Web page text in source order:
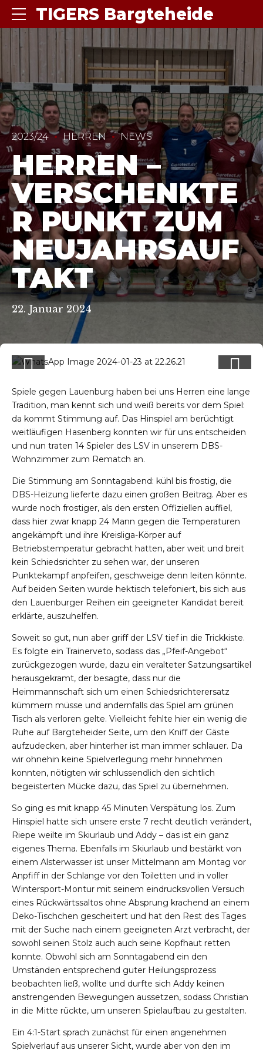
TIGERS Bargteheide
2023/24 HERREN NEWS
HERREN –
VERSCHENKTE
R PUNKT ZUM
NEUJAHRSAUF
TAKT
22. Januar 2024
Spiele gegen Lauenburg haben bei uns Herren eine lange
Tradition, man kennt sich und weiß bereits vor dem Spiel:
da kommt Stimmung auf. Das Hinspiel am berüchtigt
weitläufigen Hasenberg konnten wir für uns entscheiden
und nun traten 14 Spieler des LSV in unserem DBS-
Wohnzimmer zum Rematch an.
Die Stimmung am Sonntagabend: kühl bis frostig, die
DBS-Heizung lieferte dazu einen großen Beitrag. Aber es
wurde noch frostiger, als den ersten Offiziellen auffiel,
dass hier zwar knapp 24 Mann gegen die Temperaturen
angekämpft und ihre Kreisliga-Körper auf
Betriebstemperatur gebracht hatten, aber weit und breit
kein Schiedsrichter zu sehen war, der unseren
Punktekampf anpfeifen, geschweige denn leiten könnte.
Auf beiden Seiten wurde hektisch telefoniert, bis sich aus
den Lauenburger Reihen ein geeigneter Kandidat bereit
erklärte, auszuhelfen.
Soweit so gut, nun aber griff der LSV tief in die Trickkiste.
Es folgte ein Trainerveto, sodass das „Pfeif-Angebot“
zurückgezogen wurde, dazu ein veralteter Satzungsartikel
herausgekramt, der besagte, dass nur die
Heimmannschaft sich um einen Schiedsrichterersatz
kümmern müsse und andernfalls das Spiel am grünen
Tisch als verloren gelte. Vielleicht fehlte hier ein wenig die
Ruhe auf Bargteheider Seite, um den Kniff der Gäste
aufzudecken, aber hinterher ist man immer schlauer. Da
wir ohnehin keine Spielverlegung mehr hinnehmen
konnten, nötigten wir schlussendlich den sichtlich
begeisterten Mücke dazu, das Spiel zu übernehmen.
So ging es mit knapp 45 Minuten Verspätung los. Zum
Hinspiel hatte sich unsere erste 7 recht deutlich verändert,
Riepe weilte im Skiurlaub und Addy – das ist ein ganz
eigenes Thema. Ebenfalls im Skiurlaub und bestärkt von
einem Alsterwasser ist unser Mittelmann am Montag vor
Anpfiff in der Schlange vor den Toiletten und in voller
Wintersport-Montur mit seinem eindrucksvollen Versuch
eines Rückwärtssaltos ohne Absprung krachend an einem
Deko-Tischchen gescheitert und hat den Rest des Tages
mit der Suche nach einem geeigneten Arzt verbracht, der
sowohl seinen Stolz auch auch seine Kopfhaut retten
konnte. Obwohl sich am Sonntagabend ein den
Umständen entsprechend guter Heilungsprozess
beobachten ließ, wollte und durfte sich Addy keinen
anstrengenden Bewegungen aussetzen, sodass Christian
in die Mitte rückte, um unseren Spielaufbau zu gestalten.
Ein 4:1-Start sprach zunächst für einen angenehmen
Spielverlauf aus unserer Sicht, wurde aber von den im